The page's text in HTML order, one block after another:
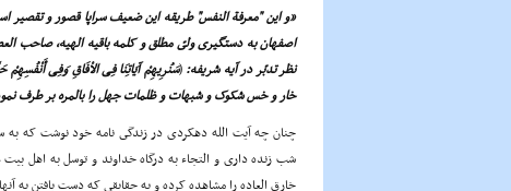
«و این "معرفة النفس" طریقه این ضعیف سراپا قصور و تقصیر
اصفهان به دستگیرى ولىّ مطلق و کلمه باقیه الهیه، صاحب
نظر تدبّر در آیه شریفه:(سَنُرِیهِمْ آیَاتِنَا فِی الاْفَاقِ وَفِی
خار و خس شکوک و شبهات و ظلمات جهل را بالمره بر طرف
چنان چه آیت الله دهکردى در زندگى نامه خود نوشت که به
شب زنده دارى و التجاء به درگاه خداوند و توسل به اهل
خارق العاده را مشاهده کرده و به حقایقى که دست یافتن به